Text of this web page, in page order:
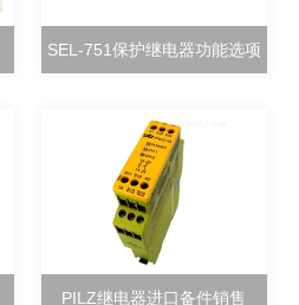
SEL-751保护继电器功能选项
PILZ继电器进口备件销售